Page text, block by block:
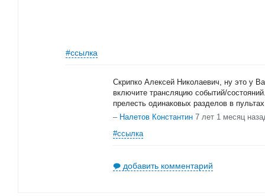
#ссылка
Скрипко Алексей Николаевич, ну это у
включите трансляцию событий/
прелесть одинаковых разделов в
– Налетов Константин 7 лет 1 месяц
#ссылка
добавить комментарий